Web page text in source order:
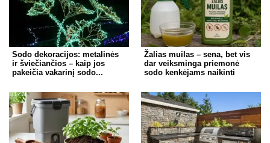
Sodo dekoracijos: metalinės
ir šviečiančios – kaip jos
pakeičia vakarinį sodo...
Žalias muilas – sena, bet vis
dar veiksminga priemonė
sodo kenkėjams naikinti